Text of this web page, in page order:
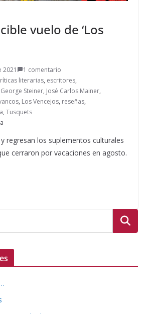
vuelo de ‘Los
1 comentario
literarias, escritores,
George Steiner, José Carlos Mainer,
, Los Vencejos, reseñas,
, Tusquets
regresan los suplementos culturales
cerraron por vacaciones en agosto.